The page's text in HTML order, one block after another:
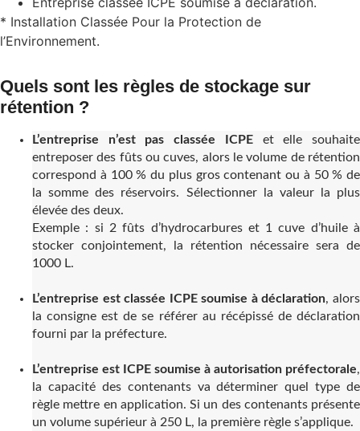
* Installation Classée Pour la Protection de
l’Environnement.
Quels sont les règles de stockage sur
rétention ?
L’entreprise n’est pas classée ICPEet elle souhaite
entreposer des fûts ou cuves, alors le volume de rétention
correspond à 100 % du plus gros contenant ou à 50 % de
la somme des réservoirs. Sélectionner la valeur la plus
élevée des deux.
Exemple : si 2 fûts d’hydrocarbures et 1 cuve d’huile à
stocker conjointement, la rétention nécessaire sera de
1000 L.
L’entreprise est classée ICPE soumise à déclaration, alors
la consigne est de se référer au récépissé de déclaration
fourni par la préfecture.
L’entreprise est ICPE soumise à autorisation préfectorale,
la capacité des contenants va déterminer quel type de
règle mettre en application. Si un des contenants présente
un volume supérieur à 250 L, la première règle s’applique.